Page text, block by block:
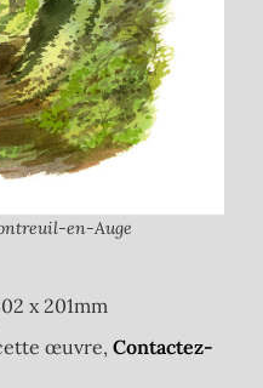
en-Auge
x 201mm
œuvre, Contactez-